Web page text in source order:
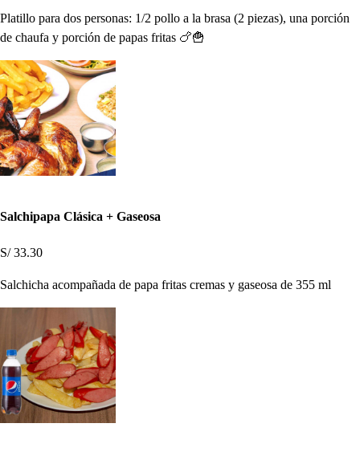
Platillo para dos personas: 1/2 pollo a la brasa (2 piezas), una porción
de chaufa y porción de papas fritas 🍗🍟
Salchipapa Clásica + Gaseosa
S/ 33.30
Salchicha acompañada de papa fritas cremas y gaseosa de 355 ml